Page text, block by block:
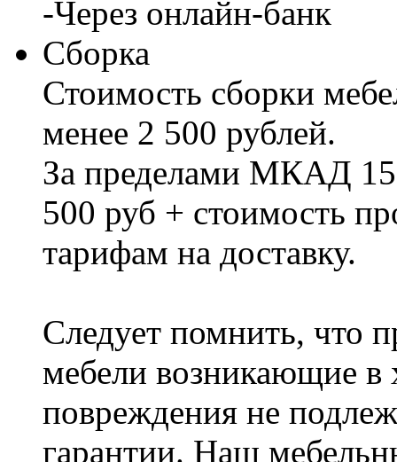
-Через онлайн-банк
Сборка
Стоимость сборки
менее 2 500 рублей.
За пределами МКАД
500 руб + стоимость
тарифам на доставку.
Следует помнить, что
мебели возникающие в
повреждения не
гарантии. Наш